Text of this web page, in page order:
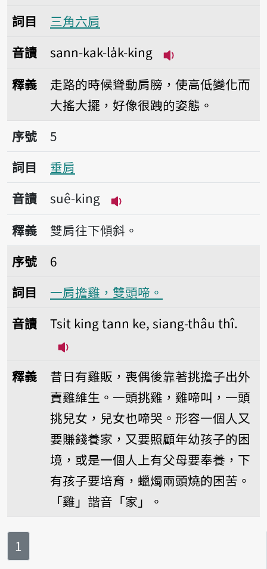
詞目
三角六肩
音讀
sann-kak-la̍k-king
釋義
走路的時候聳動肩膀，使高低變化而
大搖大擺，好像很跩的姿態。
序號5垂肩
序號
5
詞目
垂肩
音讀
suê-king
播放音讀suê-king
釋義
雙肩往下傾斜。
序號6一肩擔雞，雙頭啼。
序號
6
詞目
一肩擔雞，雙頭啼。
音讀
Tsi̍t king tann ke, siang-thâu thî.
釋義
昔日有雞販，喪偶後靠著挑擔子出外
賣雞維生。一頭挑雞，雞啼叫，一頭
挑兒女，兒女也啼哭。形容一個人又
要賺錢養家，又要照顧年幼孩子的困
境，或是一個人上有父母要奉養，下
有孩子要培育，蠟燭兩頭燒的困苦。
「雞」諧音「家」。
第
1